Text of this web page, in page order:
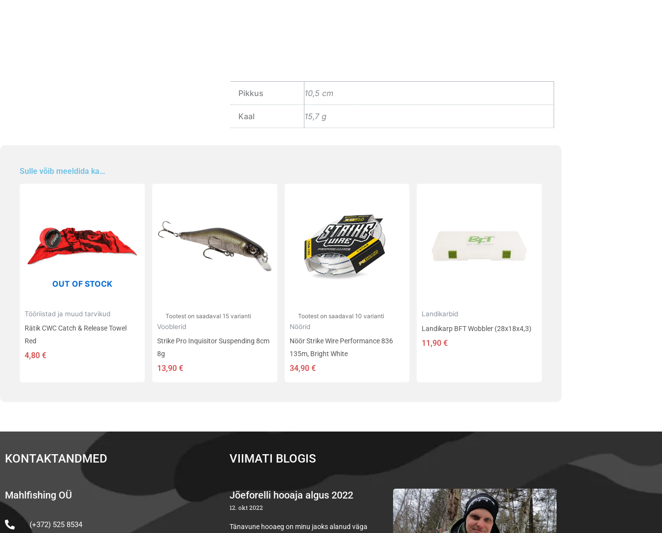
Pikkus 10,5 cm
Kaal 15,7 g
Sulle võib meeldida ka…
OUT OF STOCK
Tööriistad ja muud tarvikud
Rätik CWC Catch & Release Towel
Red
4,80 €
Tootest on saadaval 15 varianti
Vooblerid
Strike Pro Inquisitor Suspending 8cm
8g
13,90 €
mitu
varianti.
Tootest on saadaval 10 varianti
Nöörid
Nöör Strike Wire Performance 836
135m, Bright White
34,90 €
varianti.
Valikuid
saab
Landikarbid
Landikarp BFT Wobbler (28x18x4,3)
11,90€
KONTAKTANDMED
Mahlfishing OÜ
(+372) 525 8534
VIIMATI BLOGIS
Jõeforelli hooaja algus 2022
12. okt 2022
Tänavune hooaeg on minu jaoks alanud väga